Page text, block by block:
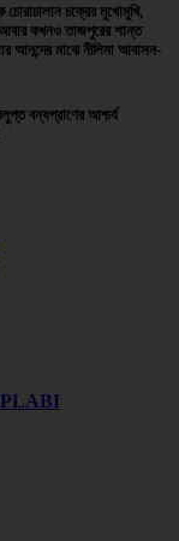
চক্রের মুখোমুখি,
কখনও তাজপুরের শান্ত
আনন্দের মাঝে নীলিমা আবাসন-
বন্যপ্রাণের আশ্চর্য